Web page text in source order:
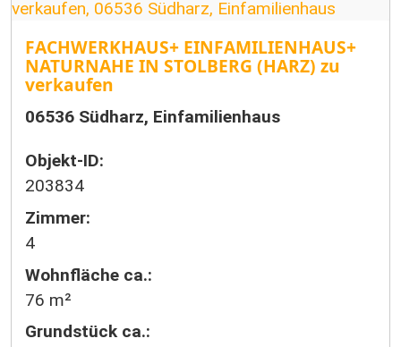
FACHWERKHAUS+ EINFAMILIENHAUS+
NATURNAHE IN STOLBERG (HARZ) zu
verkaufen
06536 Südharz, Einfamilienhaus
Objekt-ID:
203834
Zimmer:
4
Wohnfläche ca.:
76 m²
Grund­stück ca.: